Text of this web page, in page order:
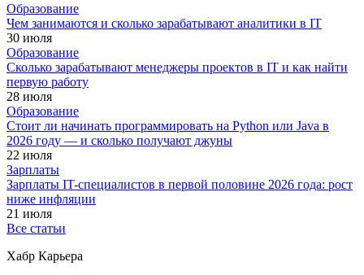
Образование
Чем занимаются и сколько зарабатывают аналитики в IT
30 июля
Образование
Сколько зарабатывают менеджеры проектов в IT и как найти
первую работу
28 июля
Образование
Стоит ли начинать программировать на Python или Java в
2026 году — и сколько получают джуны
22 июля
Зарплаты
Зарплаты IT-специалистов в первой половине 2026 года: рост
ниже инфляции
21 июля
Все статьи
Хабр Карьера